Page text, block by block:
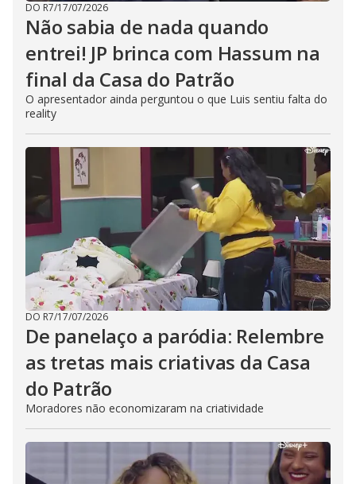
DO R7/17/07/2026
Não sabia de nada quando
entrei! JP brinca com Hassum na
final da Casa do Patrão
O apresentador ainda perguntou o que Luis sentiu falta do
reality
DO R7/17/07/2026
De panelaço a paródia: Relembre
as tretas mais criativas da Casa
do Patrão
Moradores não economizaram na criatividade